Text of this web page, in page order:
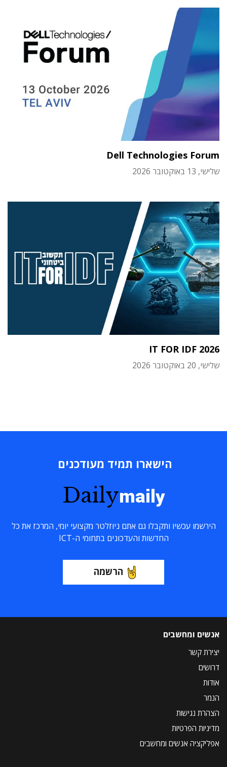
Dell Technologies Forum
שלישי, 13 באוקטובר 2026
IT FOR IDF 2026
שלישי, 20 באוקטובר 2026
הישארו תמיד מעודכנים
Dailymaily
הירשמו עכשיו ותקבלו גם אתם ניוזלטר מקצועי יומי, המרכז את כל
החדשות והעדכונים בתחומי ה-ICT
הרשמה
אנשים ומחשבים
יצירת קשר
דרושים
אודות
הנמר
הצהרת נגישות
מדיניות הפרטיות
אפליקציה אנשים ומחשבים